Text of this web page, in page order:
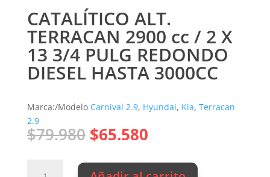
CATALÍTICO ALT.
TERRACAN 2900 cc / 2 X
13 3/4 PULG REDONDO
DIESEL HASTA 3000CC
Marca:/Modelo Carnival 2.9, Hyundai, Kia, Terracan
2.9
$79.980 El
precio
original
$65.580El
actual